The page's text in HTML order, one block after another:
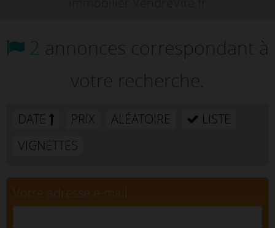
2 annonces correspondant à
votre recherche.
DATE PRIX ALÉATOIRE
LISTE
VIGNETTES
Votre adresse e-mail